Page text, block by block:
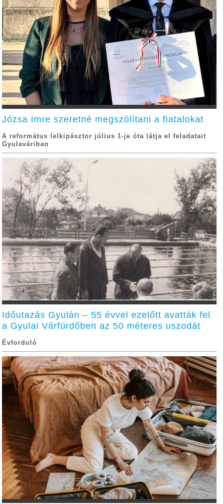
Józsa Imre szeretné megszólítani a fiatalokat
A református lelkipásztor július 1-je óta látja el feladatait
Gyulaváriban
Időutazás Gyulán – 55 évvel ezelőtt avatták fel
a Gyulai Várfürdőben az 50 méteres uszodát
Évforduló